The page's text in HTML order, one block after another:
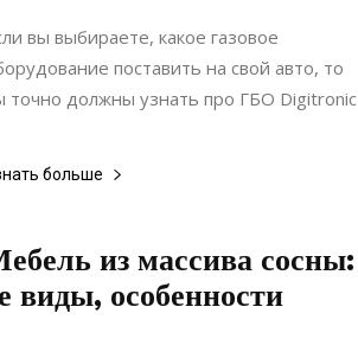
вы выбираете, какое газовое
поставить на свой авто, то
точно должны узнать про ГБО Digitronic
больше
из массива сосны:
виды, особенности
28.09.2020